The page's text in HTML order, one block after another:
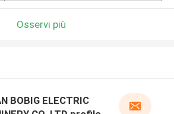
Osservi più
BOBIG ELECTRIC